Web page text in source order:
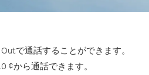
で通話することができます。
¢から通話できます。